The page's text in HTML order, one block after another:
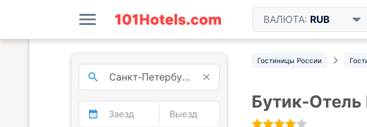
ВАЛЮТА: RUB
Гостиницы России
Бутик-